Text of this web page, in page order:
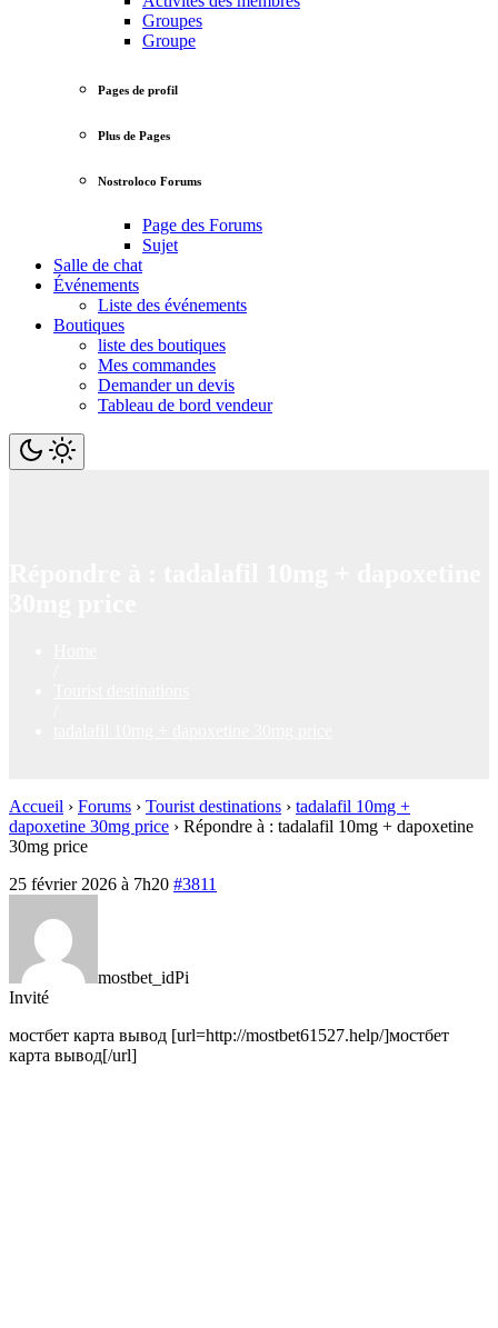
Groupes
Groupe
Pages de profil
Plus de Pages
Nostroloco Forums
Page des Forums
Sujet
Salle de chat
Événements
Liste des événements
Boutiques
liste des boutiques
Mes commandes
Demander un devis
Tableau de bord vendeur
Accueil › Forums › Tourist destinations › tadalafil 10mg +
dapoxetine 30mg price › Répondre à : tadalafil 10mg + dapoxetine
30mg price
25 février 2026 à 7h20 #3811
mostbet_idPi
Invité
мостбет карта вывод [url=http://mostbet61527.help/]мостбет
карта вывод[/url]